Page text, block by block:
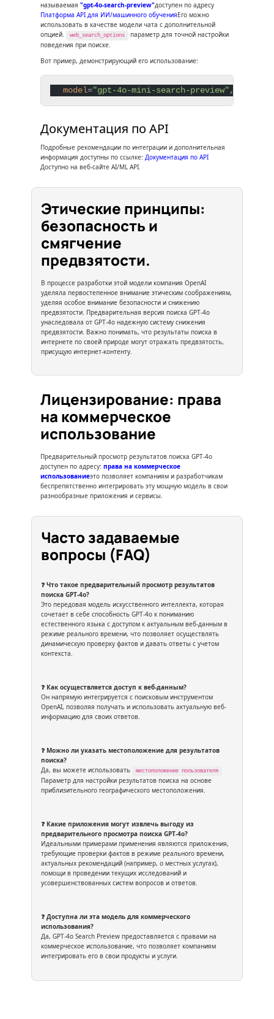
называемая"gpt-4o-search-preview"доступен по адресу
Платформа API для ИИ/машинного обученияЕго можно
использовать в качестве модели чата с дополнительной
опцией.
web_search_options
параметр для точной настройки
поведения при поиске.
Вот пример, демонстрирующий его использование:
model="gpt-4o-mini-search-preview",
Документация по API
Подробные рекомендации по интеграции и дополнительная
информация доступны по ссылке:Документация по API
Доступно на веб-сайте AI/ML API.
Этические принципы:
безопасность и
смягчение
предвзятости.
В процессе разработки этой модели компания OpenAI
уделяла первостепенное внимание этическим соображениям,
уделяя особое внимание безопасности и снижению
предвзятости. Предварительная версия поиска GPT-4o
унаследовала от GPT-4o надежную систему снижения
предвзятости. Важно понимать, что результаты поиска в
интернете по своей природе могут отражать предвзятость,
присущую интернет-контенту.
Лицензирование: права
на коммерческое
использование
Предварительный просмотр результатов поиска GPT-4o
доступен по адресу:права на коммерческое
использованиеэто позволяет компаниям и разработчикам
беспрепятственно интегрировать эту мощную модель в свои
разнообразные приложения и сервисы.
Часто задаваемые
вопросы (FAQ)
❓ Что такое предварительный просмотр результатов
поиска GPT-4o?
Это передовая модель искусственного интеллекта, которая
сочетает в себе способность GPT-4o к пониманию
естественного языка с доступом к актуальным веб-данным в
режиме реального времени, что позволяет осуществлять
динамическую проверку фактов и давать ответы с учетом
контекста.
❓ Как осуществляется доступ к веб-данным?
Он напрямую интегрируется с поисковым инструментом
OpenAI, позволяя получать и использовать актуальную веб-
информацию для своих ответов.
❓ Можно ли указать местоположение для результатов
поиска?
Да, вы можете использовать
местоположение пользователя
Параметр для настройки результатов поиска на основе
приблизительного географического местоположения.
❓ Какие приложения могут извлечь выгоду из
предварительного просмотра поиска GPT-4o?
Идеальными примерами применения являются приложения,
требующие проверки фактов в режиме реального времени,
актуальных рекомендаций (например, о местных услугах),
помощи в проведении текущих исследований и
усовершенствованных систем вопросов и ответов.
❓ Доступна ли эта модель для коммерческого
использования?
Да, GPT-4o Search Preview предоставляется с правами на
коммерческое использование, что позволяет компаниям
интегрировать его в свои продукты и услуги.